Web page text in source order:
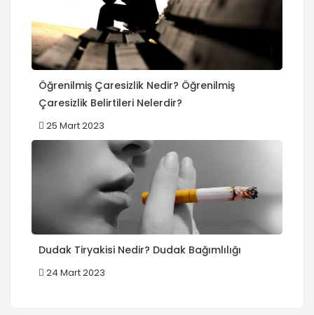
Öğrenilmiş Çaresizlik Nedir? Öğrenilmiş
Çaresizlik Belirtileri Nelerdir?
25 Mart 2023
Dudak Tiryakisi Nedir? Dudak Bağımlılığı
24 Mart 2023